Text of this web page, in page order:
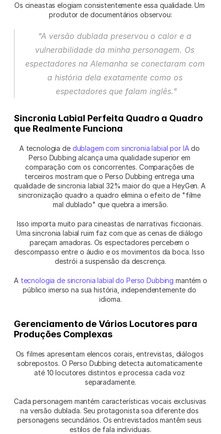
Os cineastas elogiam consistentemente essa qualidade. Um
produtor de documentários observou:
"A versão dublada preservou o calor e a
vulnerabilidade da minha personagem. Os
espectadores na Alemanha se conectaram com
a história dela exatamente como os
espectadores que falam inglês."
Sincronia Labial Perfeita Quadro a Quadro
que Realmente Funciona
A tecnologia de dublagem com sincronia labial por IA do
Perso Dubbing alcança uma qualidade superior em
comparação com os concorrentes. Comparações de
terceiros mostram que o Perso Dubbing entrega uma
qualidade de sincronia labial 32% maior do que a HeyGen. A
sincronização quadro a quadro elimina o efeito de "filme
mal dublado" que quebra a imersão.
Isso importa muito para cineastas de narrativas ficcionais.
Uma sincronia labial ruim faz com que as cenas de diálogo
pareçam amadoras. Os espectadores percebem o
descompasso entre o áudio e os movimentos da boca. Isso
destrói a suspensão da descrença.
A tecnologia de sincronia labial do Perso Dubbing mantém o
público imerso na sua história, independentemente do
idioma.
Gerenciamento de Vários Locutores para
Produções Complexas
Os filmes apresentam elencos corais, entrevistas, diálogos
sobrepostos. O Perso Dubbing detecta automaticamente
até 10 locutores distintos e processa cada voz
separadamente.
Cada personagem mantém características vocais exclusivas
na versão dublada. Seu protagonista soa diferente dos
personagens secundários. Os entrevistados mantêm seus
estilos de fala individuais.